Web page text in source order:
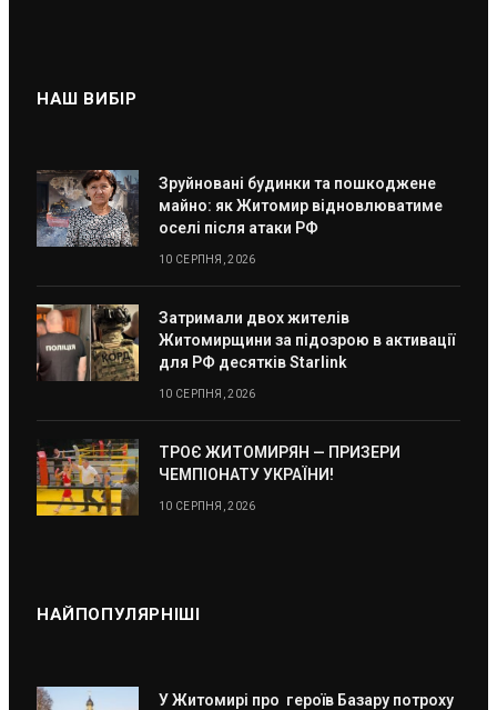
НАШ ВИБІР
Зруйновані будинки та пошкоджене
майно: як Житомир відновлюватиме
оселі після атаки РФ
10 СЕРПНЯ, 2026
Затримали двох жителів
Житомирщини за підозрою в активації
для РФ десятків Starlink
10 СЕРПНЯ, 2026
ТРОЄ ЖИТОМИРЯН — ПРИЗЕРИ
ЧЕМПІОНАТУ УКРАЇНИ!
10 СЕРПНЯ, 2026
НАЙПОПУЛЯРНІШІ
У Житомирі про героїв Базару потроху